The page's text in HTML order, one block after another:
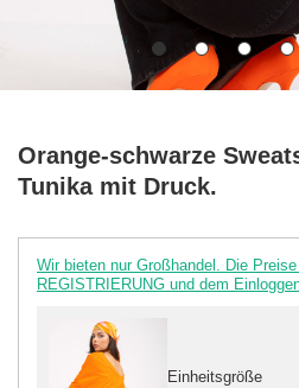
Orange-schwarze
Tunika mit Druck.
Wir bieten nur Großhandel. Die
REGISTRIERUNG und dem
Einheitsgröße